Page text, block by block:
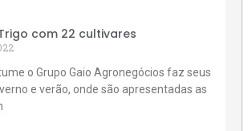
com 22 cultivares
o Grupo Gaio Agronegócios faz seus
e verão, onde são apresentadas as